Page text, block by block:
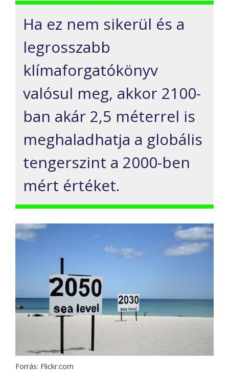
Ha ez nem sikerül és a
legrosszabb
klímaforgatókönyv
valósul meg, akkor 2100-
ban akár 2,5 méterrel is
meghaladhatja a globális
tengerszint a 2000-ben
mért értéket.
Forrás: Flickr.com